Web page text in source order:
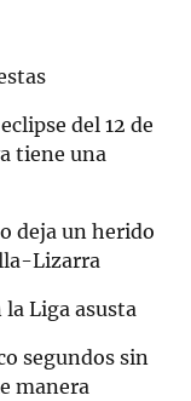
del 12 de
tiene una
deja un herido
Lizarra
la Liga asusta
segundos sin
manera